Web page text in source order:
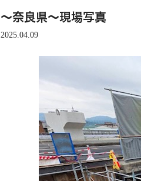
～奈良県～現場写真
2025.04.09